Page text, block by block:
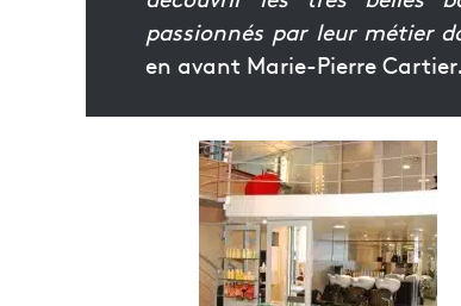
passionnés par leur métier
en avant Marie-Pierre Cartier.